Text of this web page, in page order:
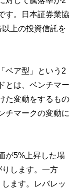
す。日本証券業協
上の投資信託を
ベア型」という2
とは、ベンチマー
た変動をするもの
チマークの変動に
が5%上昇した場
します。一方
ます。レバレッ